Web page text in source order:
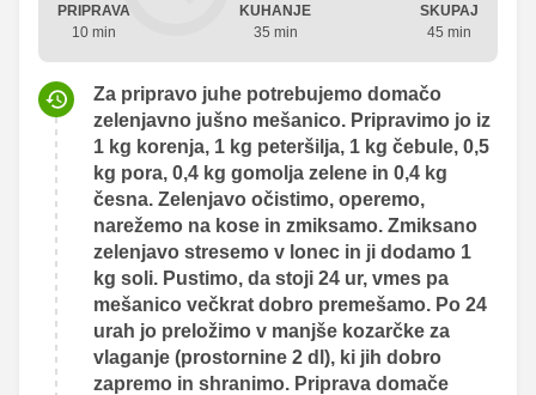
PRIPRAVA
10 min
KUHANJE
35 min
SKUPAJ
45 min
Za pripravo juhe potrebujemo domačo
zelenjavno jušno mešanico. Pripravimo jo iz
1 kg korenja, 1 kg peteršilja, 1 kg čebule, 0,5
kg pora, 0,4 kg gomolja zelene in 0,4 kg
česna. Zelenjavo očistimo, operemo,
narežemo na kose in zmiksamo. Zmiksano
zelenjavo stresemo v lonec in ji dodamo 1
kg soli. Pustimo, da stoji 24 ur, vmes pa
mešanico večkrat dobro premešamo. Po 24
urah jo preložimo v manjše kozarčke za
vlaganje (prostornine 2 dl), ki jih dobro
zapremo in shranimo. Priprava domače